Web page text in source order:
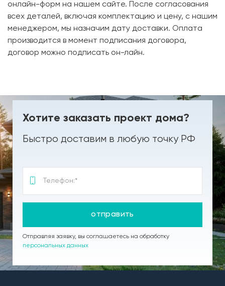
онлайн-форм на нашем сайте. После согласования
всех деталей, включая комплектацию и цену, с нашим
менеджером, мы назначим дату доставки. Оплата
производится в момент подписания договора,
договор можно подписать он-лайн.
Хотите заказать проект дома?
Быстро доставим в любую точку РФ
отправить
Отправляя заявку, вы соглашаетесь на обработку
персональных данных